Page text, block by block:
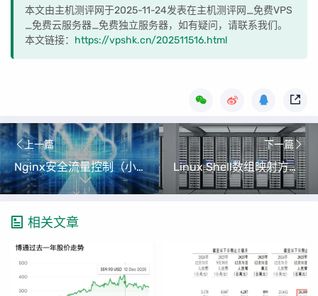
本文由主机测评网于2025-11-24发表在主机测评网_免费VPS
_免费云服务器_免费独立服务器，如有疑问，请联系我们。
本文链接： https://vpshk.cn/202511516.html
上一篇
Nginx安全流量控制（小白也能学会的限流与防护实战教程）
下一篇
Linux Shell数组映射方法（小白也能轻松掌握的bash关联数组技巧）
相关文章